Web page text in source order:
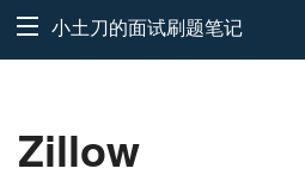
小土刀的面试刷题笔记
Zillow